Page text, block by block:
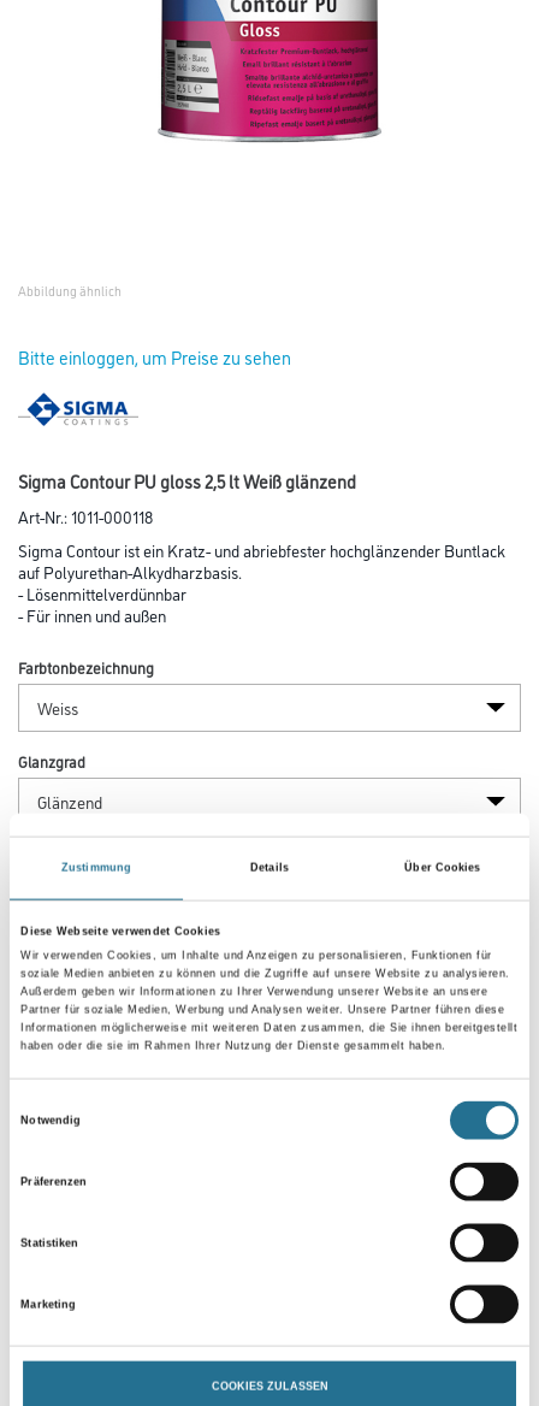
Zustimmung Details Über Cookies
Diese Webseite verwendet Cookies
Wir verwenden Cookies, um Inhalte und Anzeigen zu personalisieren, Funktionen für
soziale Medien anbieten zu können und die Zugriffe auf unsere Website zu analysieren.
Außerdem geben wir Informationen zu Ihrer Verwendung unserer Website an unsere
Partner für soziale Medien, Werbung und Analysen weiter. Unsere Partner führen diese
Informationen möglicherweise mit weiteren Daten zusammen, die Sie ihnen bereitgestellt
haben oder die sie im Rahmen Ihrer Nutzung der Dienste gesammelt haben.
Notwendig
Präferenzen
Statistiken
Marketing
COOKIES ZULASSEN
Abbildung ähnlich
Bitte einloggen, um Preise zu sehen
Sigma Contour PU gloss 2,5 lt Weiß glänzend
Art-Nr.:1011-000118
Sigma Contour ist ein Kratz- und abriebfester hochglänzender Buntlack
auf Polyurethan-Alkydharzbasis.
- Lösenmittelverdünnbar
- Für innen und außen
Farbtonbezeichnung
Glanzgrad
Umrechnungsfaktoren
Zur Farbauswahl für Ihren Wunschfarbton